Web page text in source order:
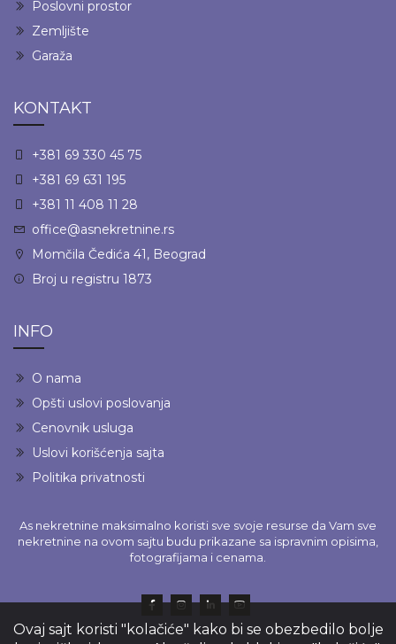
Poslovni prostor
Zemljište
Garaža
KONTAKT
+381 69 330 45 75
+381 69 631 195
+381 11 408 11 28
office@asnekretnine.rs
Momčila Čedića 41, Beograd
Broj u registru 1873
INFO
O nama
Opšti uslovi poslovanja
Cenovnik usluga
Uslovi korišćenja sajta
Politika privatnosti
As nekretnine maksimalno koristi sve svoje resurse da Vam sve
nekretnine na ovom sajtu budu prikazane sa ispravnim opisima,
fotografijama i cenama.
Ovaj sajt koristi "kolačiće" kako bi se obezbedilo bolje